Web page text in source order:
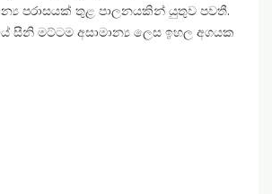
පරාසයක් තුළ පාලනයකින් යුතුව පවතී.
සීනි මට්ටම අසාමාන්‍ය ලෙස ඉහල අගයක